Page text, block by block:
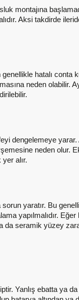
montajına
Aksi takdirde
hatalı
neden
dengelemeye
neden olur.
alır.
yaratır. Bu
yapılmalıdır.
da seramik yüzey
Yanlış ebatta